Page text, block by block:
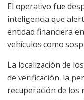
El operativo fue
inteligencia que
entidad financiera
vehículos como
La localización de
de verificación, la
recuperación de los